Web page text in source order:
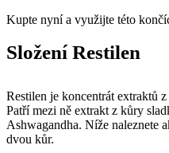
Kupte nyní a využijte této
Složení Restilen
Restilen je koncentrát extraktů
Patří mezi ně extrakt z kůry
Ashwagandha. Níže naleznete
dvou kůr.